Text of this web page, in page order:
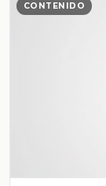
CONTENIDO